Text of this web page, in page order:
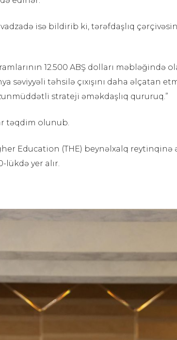
isə bildirib ki, tərəfdaşlıq
12.500 ABŞ dolları məbləğində
səviyyəli təhsilə çıxışını daha əlçatan
strateji əməkdaşlıq qururuq.”
təqdim olunub.
Education (THE) beynəlxalq reytinqinə
lükdə yer alır.